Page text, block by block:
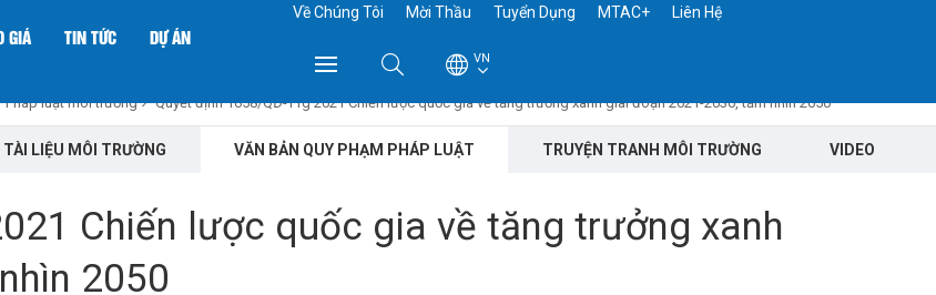
GIÁ TIN TỨC
DỰ ÁN
Về Chúng Tôi Mời Thầu Tuyển Dụng MTAC+ Liên Hệ
VN
Pháp luật môi trường Quyết định 1658/QĐ-TTg 2021 Chiến lược quốc gia về tăng trưởng xanh giai đoạn 2021-2030, tầm nhìn 2050
TÀI LIỆU MÔI TRƯỜNG VĂN BẢN QUY PHẠM PHÁP LUẬT TRUYỆN TRANH MÔI TRƯỜNG VIDEO
Chiến lược quốc gia về tăng trưởng xanh
2050